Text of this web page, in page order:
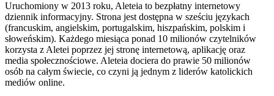
Uruchomiony w 2013 roku, Aleteia to bezpłatny internetowy
dziennik informacyjny. Strona jest dostępna w sześciu językach
(francuskim, angielskim, portugalskim, hiszpańskim, polskim i
słoweńskim). Każdego miesiąca ponad 10 milionów czytelników
korzysta z Aletei poprzez jej stronę internetową, aplikację oraz
media społecznościowe. Aleteia dociera do prawie 50 milionów
osób na całym świecie, co czyni ją jednym z liderów katolickich
mediów online.